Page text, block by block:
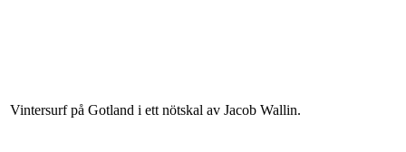
Vintersurf på Gotland i ett nötskal av Jacob Wallin.